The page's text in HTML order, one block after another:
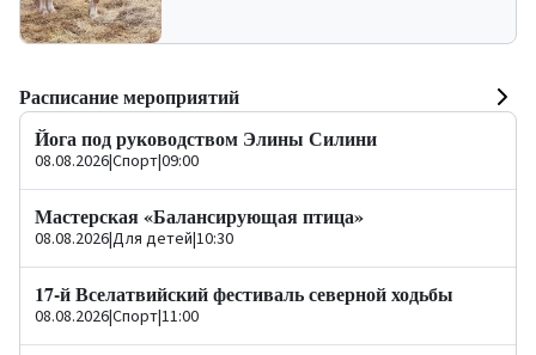
Расписание мероприятий
Йога под руководством Элины Силини
08.08.2026|Спорт|09:00
Мастерская «Балансирующая птица»
08.08.2026|Для детей|10:30
17-й Вселатвийский фестиваль северной ходьбы
08.08.2026|Спорт|11:00